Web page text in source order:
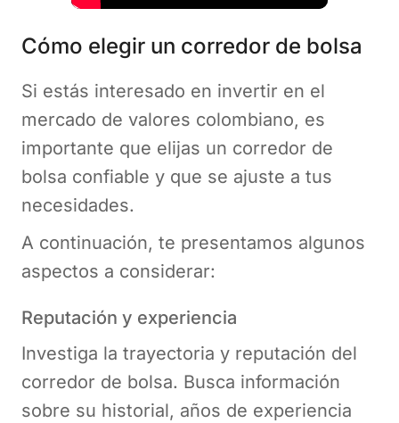
Cómo elegir un corredor de bolsa
Si estás interesado en invertir en el
mercado de valores colombiano, es
importante que elijas un corredor de
bolsa confiable y que se ajuste a tus
necesidades.
A continuación, te presentamos algunos
aspectos a considerar:
Reputación y experiencia
Investiga la trayectoria y reputación del
corredor de bolsa. Busca información
sobre su historial, años de experiencia